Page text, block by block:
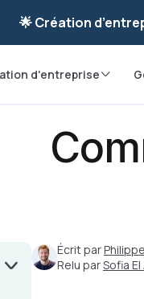
Ravis de
🌟 Création
d'entreprise
Écrit par
Relu parSofia El